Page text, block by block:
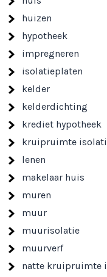
huizen
hypotheek
impregneren
isolatieplaten
kelder
kelderdichting
krediet hypotheek
kruipruimte
lenen
makelaar huis
muren
muur
muurisolatie
muurverf
natte kruipruimte